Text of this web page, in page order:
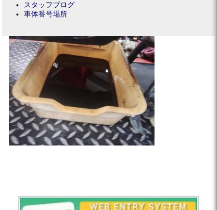
スタッフブログ
車体番号場所